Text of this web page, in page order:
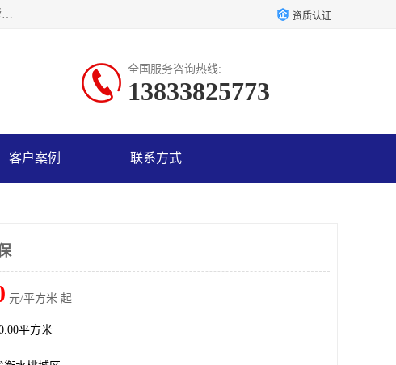
神龙拜耳科技衡水股份有限公司河北一家生产光伏支架，轻钢别墅，阳光板、耐力板的公司，主要产品有：光伏支架、轻钢别墅、阳光板、耐力板、采光板等，公司参与制定了多项标准。 资质认证
全国服务咨询热线:
13833825773
客户案例 联系方式
元/平方米 起
平方米